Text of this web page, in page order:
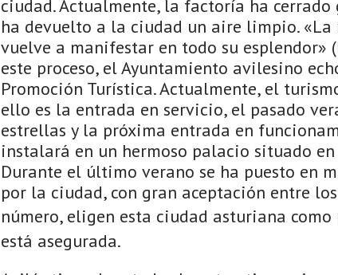
ciudad. Actualmente, la factoría ha
ha devuelto a la ciudad un aire limpio.
vuelve a manifestar en todo su esplendor»
este proceso, el Ayuntamiento avilesino
Promoción Turística. Actualmente, el
ello es la entrada en servicio, el pasado
estrellas y la próxima entrada en
instalará en un hermoso palacio situado
Durante el último verano se ha puesto en
por la ciudad, con gran aceptación entre
número, eligen esta ciudad asturiana
está asegurada.